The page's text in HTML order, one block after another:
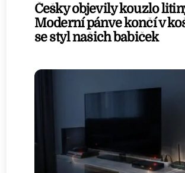
Češky objevily kouzlo
Moderní pánve končí v
se styl našich babiček